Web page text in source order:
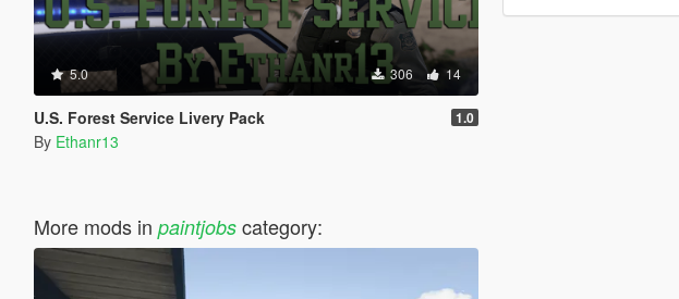
5.0 306 14
U.S. Forest Service Livery Pack 1.0
By Ethanr13
More mods in paintjobscategory: